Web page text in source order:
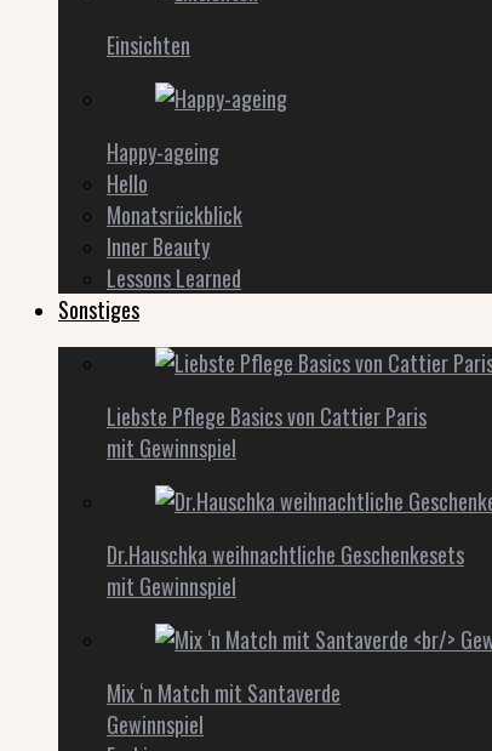
Einsichten
Happy-ageing
Hello
Monatsrückblick
Inner Beauty
Lessons Learned
Sonstiges
Liebste Pflege Basics von Cattier Paris
mit Gewinnspiel
Dr.Hauschka weihnachtliche Geschenkesets
mit Gewinnspiel
Mix ‘n Match mit Santaverde
Gewinnspiel